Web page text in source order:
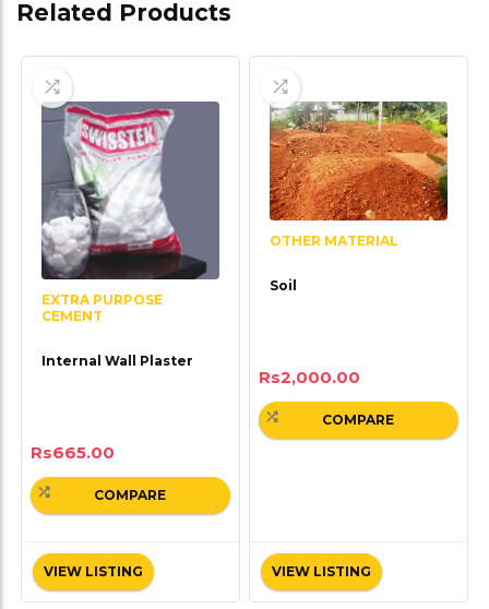
Related Products
EXTRA PURPOSE
CEMENT
Internal Wall Plaster
Rs665.00
VIEW LISTING
COMPARE
OTHER MATERIAL
Soil
Rs2,000.00
VIEW LISTING
COMPARE